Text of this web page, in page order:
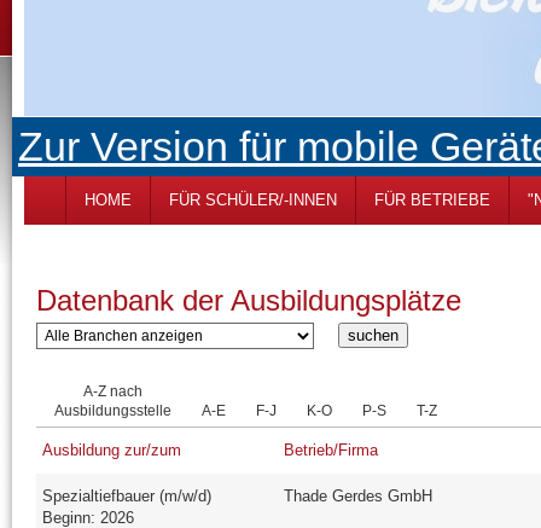
Zur Version für mobile
HOME FÜR SCHÜLER/-INNEN FÜR BETRIEBE
Datenbank der Ausbildungsplätze
A-Z nach
Ausbildungsstelle
A-E F-J K-O P-S T-Z
Ausbildung zur/zum Betrieb/Firma
Spezialtiefbauer (m/w/d)
Beginn: 2026
Thade Gerdes GmbH